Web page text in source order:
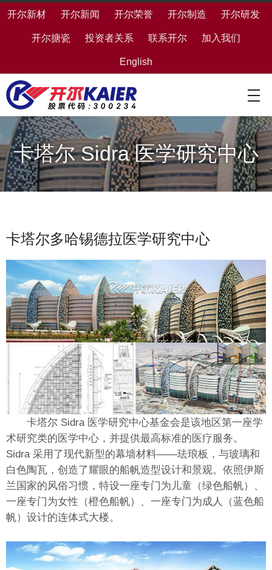
开尔新材 开尔新闻 开尔荣誉 开尔制造 开尔研发
开尔搪瓷 投资者关系 联系开尔 加入我们
English
卡塔尔 Sidra 医学研究中心
卡塔尔多哈锡德拉医学研究中心
卡塔尔 Sidra 医学研究中心基金会是该地区第一座学
术研究类的医学中心，并提供最高标准的医疗服务。
Sidra 采用了现代新型的幕墙材料——珐琅板，与玻璃和
白色陶瓦，创造了耀眼的船帆造型设计和景观。依照伊斯
兰国家的风俗习惯，特设一座专门为儿童（绿色船帆）、
一座专门为女性（橙色船帆）、一座专门为成人（蓝色船
帆）设计的连体式大楼。